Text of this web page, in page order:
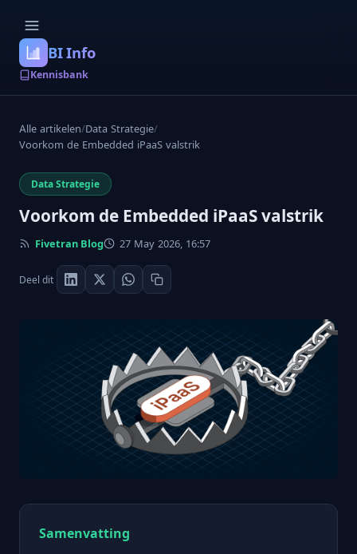
BI Info
Kennisbank
Alle artikelen/Data Strategie/
Voorkom de Embedded iPaaS valstrik
Data Strategie
Voorkom de Embedded iPaaS valstrik
Fivetran Blog 27 May 2026, 16:57
Deel dit
Samenvatting